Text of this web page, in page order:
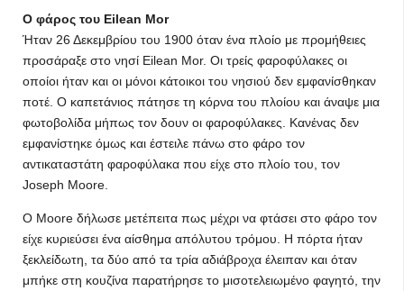
Ο φάρος του Eilean Mor
Ήταν 26 Δεκεμβρίου του 1900 όταν ένα πλοίο με προμήθειες
προσάραξε στο νησί Eilean Mor. Οι τρείς φαροφύλακες οι
οποίοι ήταν και οι μόνοι κάτοικοι του νησιού δεν εμφανίσθηκαν
ποτέ. Ο καπετάνιος πάτησε τη κόρνα του πλοίου και άναψε μια
φωτοβολίδα μήπως τον δουν οι φαροφύλακες. Κανένας δεν
εμφανίστηκε όμως και έστειλε πάνω στο φάρο τον
αντικαταστάτη φαροφύλακα που είχε στο πλοίο του, τον
Joseph Moore.
Ο Moore δήλωσε μετέπειτα πως μέχρι να φτάσει στο φάρο τον
είχε κυριεύσει ένα αίσθημα απόλυτου τρόμου. Η πόρτα ήταν
ξεκλείδωτη, τα δύο από τα τρία αδιάβροχα έλειπαν και όταν
μπήκε στη κουζίνα παρατήρησε το μισοτελειωμένο φαγητό, την